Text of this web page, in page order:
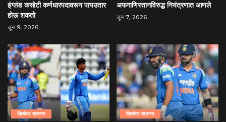
इंग्लंड कसोटी कर्णधारपदावरून पायउतार
होऊ शकतो
जून 9, 2026
अफगाणिस्तानविरुद्ध नियंत्रणात आणले
जून 7, 2026
क्रिकेट बातम्या क्रिकेट बातम्या